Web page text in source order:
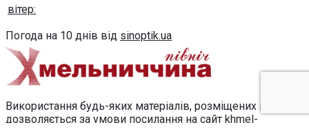
вітер:
Погода на 10 днів від sinoptik.ua
Використання будь-яких матеріалів, розміщених на сайті,
дозволяється за умови посилання на сайт khmel-